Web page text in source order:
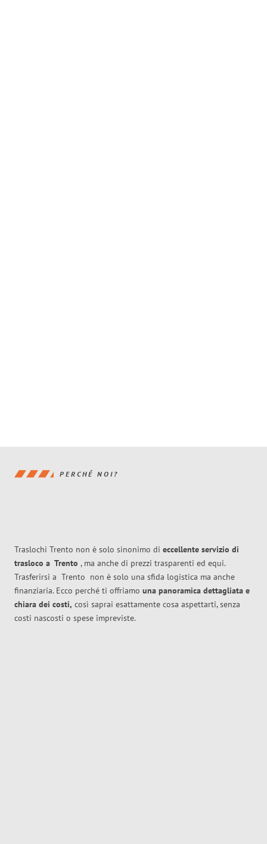
PERCHÉ NOI?
Traslochi Trento non è solo sinonimo di eccellente servizio di
trasloco a Trento , ma anche di prezzi trasparenti ed equi.
Trasferirsi a Trento non è solo una sfida logistica ma anche
finanziaria. Ecco perché ti offriamo una panoramica dettagliata e
chiara dei costi, così saprai esattamente cosa aspettarti, senza
costi nascosti o spese impreviste.